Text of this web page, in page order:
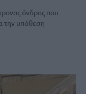
άνδρας που
την υπόθεση